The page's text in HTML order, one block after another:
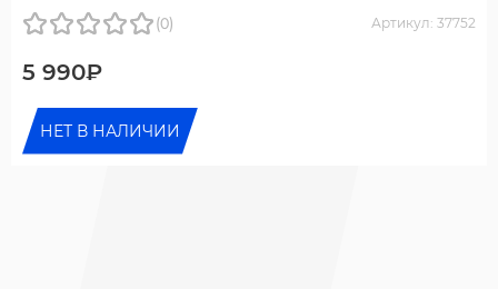
(0) Артикул: 37752
5 990₽
НЕТ В НАЛИЧИИ